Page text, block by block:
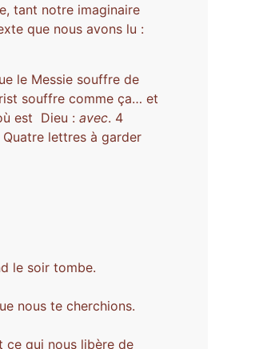
tant notre imaginaire
que nous avons lu :
le Messie souffre de
souffre comme ça… et
est Dieu : avec. 4
lettres à garder
le soir tombe.
nous te cherchions.
ce qui nous libère de